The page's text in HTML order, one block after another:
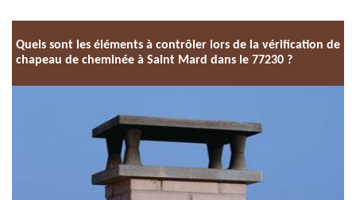
Quels sont les éléments à contrôler lors de la vérification de
chapeau de cheminée à Saint Mard dans le 77230 ?